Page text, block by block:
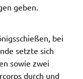
geben.
bei
setzte sich
sowie zwei
durch und